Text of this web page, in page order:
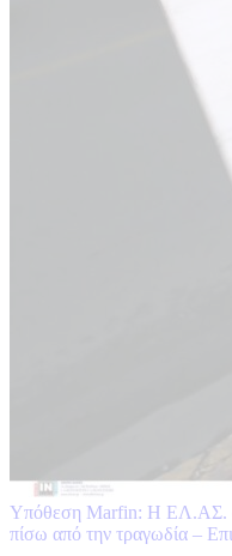
Υπόθεση Marfin: Η ΕΛ.ΑΣ.
πίσω από την τραγωδία –